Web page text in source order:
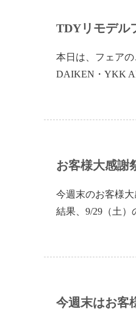
TDYリモデル
本日は、フェア
DAIKEN・YKK
お客様大感謝
今週末のお客様
結果、9/29（土
今週末はお客